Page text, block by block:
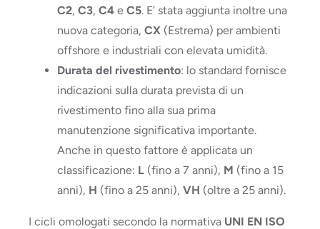
C2, C3, C4 e C5. E’ stata aggiunta inoltre una
nuova categoria, CX (Estrema) per ambienti
offshore e industriali con elevata umidità.
Durata del rivestimento: lo standard fornisce
indicazioni sulla durata prevista di un
rivestimento fino alla sua prima
manutenzione significativa importante.
Anche in questo fattore è applicata un
classificazione: L (fino a 7 anni), M (fino a 15
anni), H (fino a 25 anni), VH (oltre a 25 anni).
I cicli omologati secondo la normativa UNI EN ISO